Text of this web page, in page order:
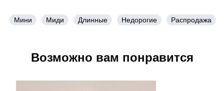
Мини Миди Длинные Недорогие Распродажа
Возможно вам понравится